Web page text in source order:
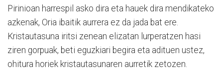
Pirinioan harrespil asko dira eta hauek dira mendikateko
azkenak, Oria ibaitik aurrera ez da jada bat ere.
Kristautasuna iritsi zenean elizatan lurperatzen hasi
ziren gorpuak, beti eguzkiari begira eta adituen ustez,
ohitura horiek kristautasunaren aurretik zetozen.